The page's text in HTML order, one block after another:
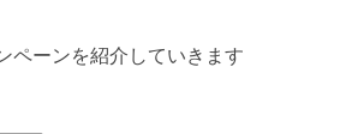
ペーンを紹介していきます